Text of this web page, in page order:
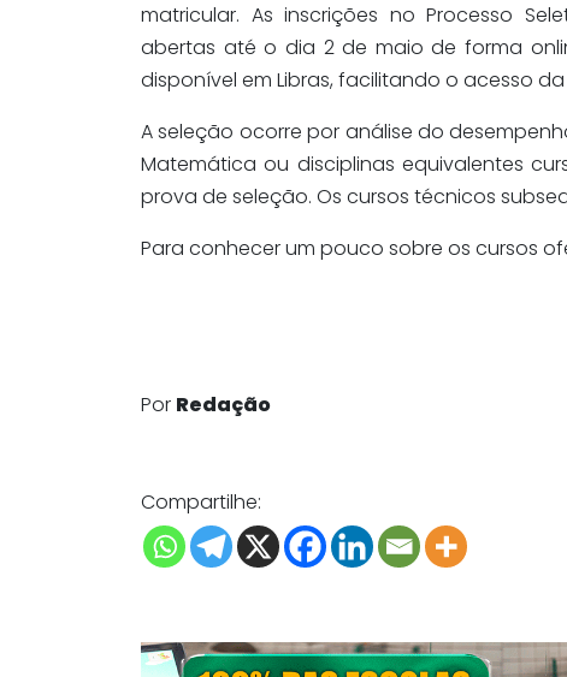
matricular. As inscrições no Processo
abertas até o dia 2 de maio de forma
disponível em Libras, facilitando o acesso
A seleção ocorre por análise do
Matemática ou disciplinas equivalentes
prova de seleção. Os cursos técnicos
Para conhecer um pouco sobre os cursos
Por Redação
Compartilhe: